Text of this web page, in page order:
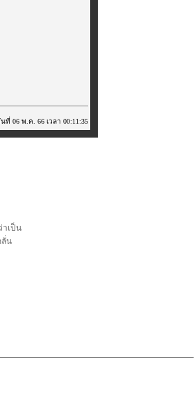
นที่ 06 พ.ค. 66 เวลา 00:11:35
เป็น
ลั่น